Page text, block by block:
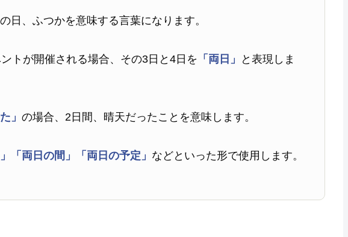
日、ふつかを意味する言葉になります。
トが開催される場合、その3日と4日を 「両日」
と表現しま
」の場合、2日間、晴天だったことを意味します。
「両日の間」 「両日の予定」 などといった形で使用します。